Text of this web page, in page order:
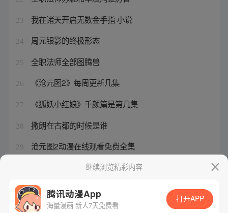
23 我在诸天开启无数金手指 小说
24 周元银影的终极形态
25 全职法师全部图腾兽
26 《沧元图2》每周更新几集
27 《狐妖小红娘》千颜篇是第几集
28 撒朗在古都的时候是谁
29 沧元图2动漫在线观看免费全集
狐妖小红娘漫画书全套免费阅读
继续浏览精彩内容
腾讯动漫App
海量漫画 新人7天免费看
打开APP